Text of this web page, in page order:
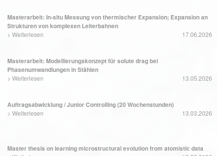
Masterarbeit: In-situ Messung von thermischer Expansion; Expansion an
Strukturen von komplexen Leiterbahnen
> Weiterlesen 17.06.2026
Masterarbeit: Modellierungskonzept für solute drag bei
Phasenumwandlungen in Stählen
> Weiterlesen 13.05.2026
Auftragsabwicklung / Junior Controlling (20 Wochenstunden)
> Weiterlesen 13.03.2026
Master thesis on learning microstructural evolution from atomistic data